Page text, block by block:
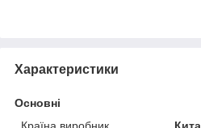
Характеристики
Основні
Країна виробник